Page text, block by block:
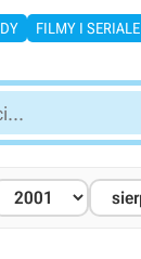
FILMY I SERIALE